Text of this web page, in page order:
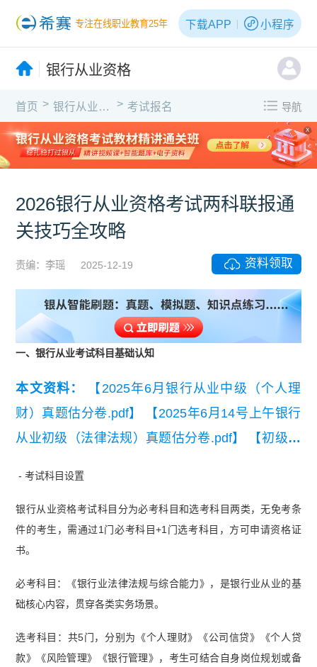
专注在线职业教育25年 下载APP 小程序
银行从业资格
首页 > 银行从业资格 > 考试报名 导航
X
2026银行从业资格考试两科联报通
关技巧全攻略
责编：李瑶 2025-12-19 资料领取
一、银行从业考试科目基础认知
本文资料：
【2025年6月银行从业中级（个人理
财）真题估分卷.pdf】
【2025年6月14号上午银行
从业初级（法律法规）真题估分卷.pdf】
【初级银
- 考试科目设置
银行从业资格考试科目分为必考科目和选考科目两类，无免考条
件的考生，需通过1门必考科目+1门选考科目，方可申请资格证
书。
必考科目：《银行业法律法规与综合能力》，是银行业从业的基
础核心内容，贯穿各类实务场景。
选考科目：共5门，分别为《个人理财》《公司信贷》《个人贷
款》《风险管理》《银行管理》，考生可结合自身岗位规划或备